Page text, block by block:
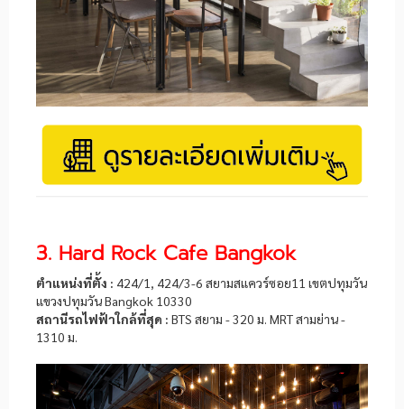
3. Hard Rock Cafe Bangkok
ตำแหน่งที่ตั้ง : 424/1, 424/3-6 สยามสแควร์ซอย11 เขตปทุมวัน
แขวงปทุมวัน Bangkok 10330
สถานีรถไฟฟ้าใกล้ที่สุด : BTS สยาม - 320 ม. MRT สามย่าน -
1310 ม.